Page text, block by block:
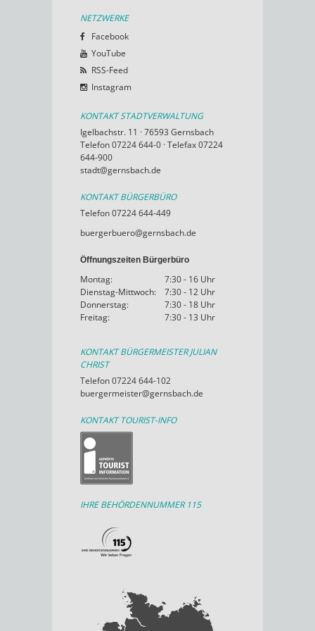
NETZWERKE
Facebook
YouTube
RSS-Feed
Instagram
KONTAKT STADTVERWALTUNG
Igelbachstr. 11 · 76593 Gernsbach
Telefon 07224 644-0 · Telefax 07224
644-900
stadt@gernsbach.de
KONTAKT BÜRGERBÜRO
Telefon 07224 644-449
buergerbuero@gernsbach.de
Öffnungszeiten Bürgerbüro
Montag:
7:30 - 16 Uhr
Dienstag-Mittwoch:
7:30 - 12 Uhr
Donnerstag:
7:30 - 18 Uhr
Freitag:
7:30 - 13 Uhr
KONTAKT BÜRGERMEISTER JULIAN
CHRIST
Telefon 07224 644-102
buergermeister@gernsbach.de
KONTAKT TOURIST-INFO
IHRE BEHÖRDENNUMMER 115